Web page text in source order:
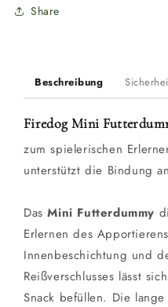
Share
Beschreibung
Firedog Mini
zum spielerischen
unterstützt die Bindung
Das Mini Futterdummy
Erlernen des
Innenbeschichtung und
Reißverschlusses lässt
Snack befüllen. Die